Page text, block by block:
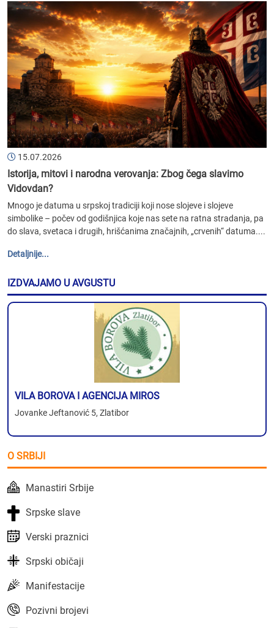
15.07.2026
Istorija, mitovi i narodna verovanja: Zbog čega slavimo
Vidovdan?
Mnogo je datuma u srpskoj tradiciji koji nose slojeve i slojeve
simbolike – počev od godišnjica koje nas sete na ratna stradanja, pa
do slava, svetaca i drugih, hrišćanima značajnih, „crvenih“ datuma....
Detaljnije...
IZDVAJAMO U AVGUSTU
VILA BOROVA I AGENCIJA MIROS
Jovanke Jeftanović 5, Zlatibor
O SRBIJI
Manastiri Srbije
Srpske slave
Verski praznici
Srpski običaji
Manifestacije
Pozivni brojevi